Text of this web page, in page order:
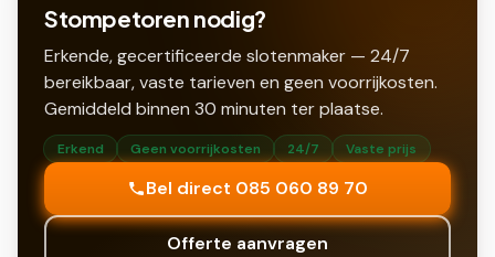
Stompetoren nodig?
Erkende, gecertificeerde slotenmaker — 24/7
bereikbaar, vaste tarieven en geen voorrijkosten.
Gemiddeld binnen 30 minuten ter plaatse.
Erkend Geen voorrijkosten 24/7 Vaste prijs
Bel direct 085 060 89 70
Offerte aanvragen